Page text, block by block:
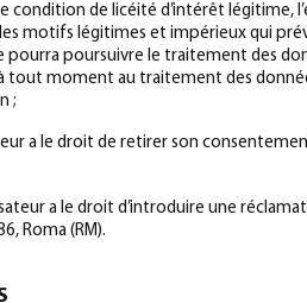
de licéité d’intérêt légitime,
motifs légitimes et impérieux qui
pourra poursuivre le traitement des
tout moment au traitement des
;
a le droit de retirer son
a le droit d’introduire une
Roma (RM).